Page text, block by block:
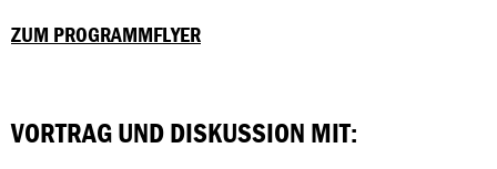
ZUM PROGRAMMFLYER
VORTRAG UND DISKUSSION MIT: